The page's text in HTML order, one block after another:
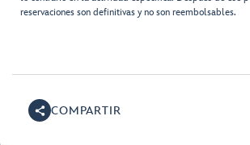
reservaciones son definitivas y no son reembolsables.
COMPARTIR